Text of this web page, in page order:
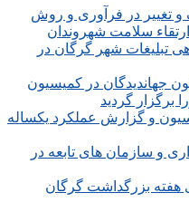
و تغییر در فرآوری و روش
سلامت شهروندان
تبلیغات شهر گرگان در
جهاندیدگان در کمیسیون
گردید
و گزارش عملکرد یکساله
و سازمان های تابعه در
بزرگداشت گرگان